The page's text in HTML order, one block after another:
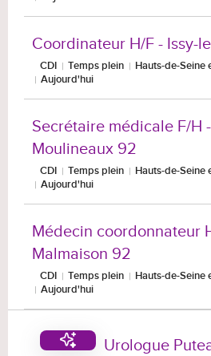
Coordinateur H/F - Issy-
CDI Temps plein
Hauts-de-Seine
Aujourd'hui
Secrétaire médicale F/H
Moulineaux 92
CDI Temps plein
Hauts-de-Seine
Aujourd'hui
Médecin coordonnateur
Malmaison 92
CDI Temps plein
Hauts-de-Seine
Aujourd'hui
Urologue